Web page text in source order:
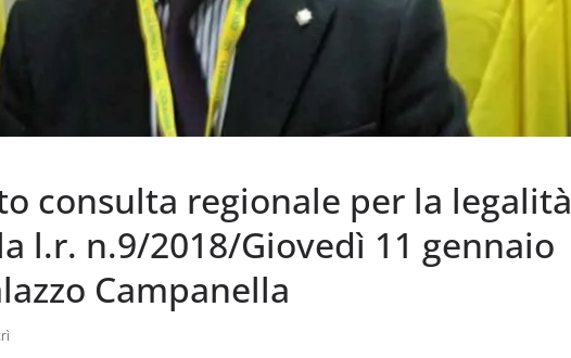
consulta regionale per la legalità
l.r. n.9/2018/Giovedì 11 gennaio
Campanella